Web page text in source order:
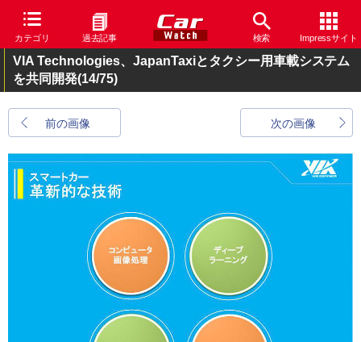
カテゴリ 過去記事 検索 Impressサイト
VIA Technologies、JapanTaxiとタクシー用車載システム
を共同開発(14/75)
前の画像 次の画像